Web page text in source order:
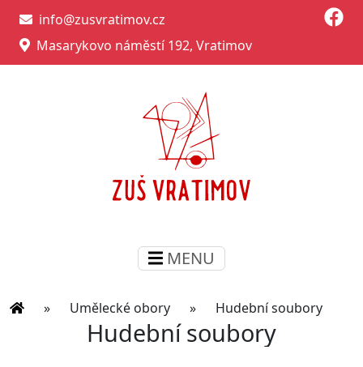
info@zusvratimov.cz
Masarykovo náměstí 192, Vratimov
MENU
» Umělecké obory » Hudební soubory
Hudební soubory